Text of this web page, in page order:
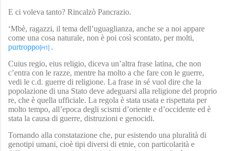
E ci voleva tanto? Rincalzò Pancrazio.
‘Mbè, ragazzi, il tema dell’uguaglianza, anche se a noi appare
come una cosa naturale, non è poi così scontato, per molti,
purtroppo[H1] .
Cuius regio, eius religio, diceva un’altra frase latina, che non
c’entra con le razze, mentre ha molto a che fare con le guerre,
vedi le c.d. guerre di religione. La frase in sé vuol dire che la
popolazione di una Stato deve adeguarsi alla religione del proprio
re, che è quella ufficiale. La regola è stata usata e rispettata per
molto tempo, all’epoca degli scismi d’oriente e d’occidente ed è
stata la causa di guerre, distruzioni e genocidi.
Tornando alla constatazione che, pur esistendo una pluralità di
genotipi umani, cioè tipi diversi di etnie, con particolarità e